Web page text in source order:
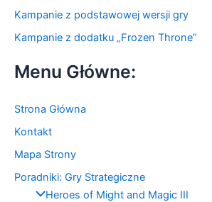
Kampanie z podstawowej wersji gry
Kampanie z dodatku „Frozen Throne”
Menu Główne:
Strona Główna
Kontakt
Mapa Strony
Poradniki: Gry Strategiczne
Heroes of Might and Magic III